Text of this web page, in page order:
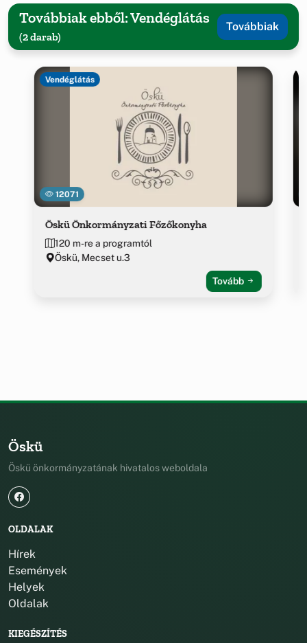
Továbbiak ebből: Vendéglátás
(2 darab)
Továbbiak
12071
Vendéglátás
Öskü Önkormányzati Főzőkonyha
120 m-re a programtól
Öskü, Mecset u.3
Tovább
Öskü
Öskü önkormányzatának hivatalos weboldala
OLDALAK
Hírek
Események
Helyek
Oldalak
KIEGÉSZÍTÉS